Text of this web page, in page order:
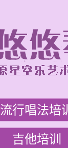
流行唱法培训
吉他培训